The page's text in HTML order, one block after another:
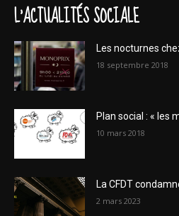
L'ACTUALITÉS SOCIALE
Les nocturnes
18 septembre 2018
Plan social : « les
10 mars 2018
La CFDT
2 mars 2023